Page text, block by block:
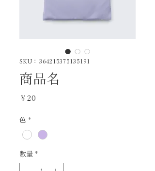
SKU： 364215375135191
商品名
￥20
色 *
数量 *